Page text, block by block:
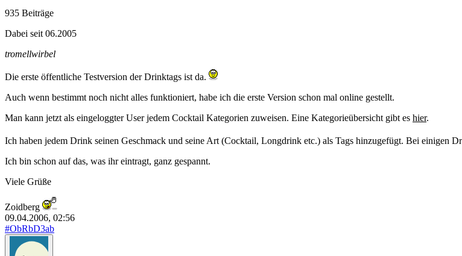
935 Beiträge
Dabei seit 06.2005
tromellwirbel
Die erste öffentliche Testversion der Drinktags ist da.
Auch wenn bestimmt noch nicht alles funktioniert, habe ich die erste Version schon mal online gestellt.
Man kann jetzt als eingeloggter User jedem Cocktail Kategorien zuweisen. Eine Kategorieübersicht gibt es hier.
Ich haben jedem Drink seinen Geschmack und seine Art (Cocktail, Longdrink etc.) als Tags hinzugefügt. Bei einigen
Ich bin schon auf das, was ihr eintragt, ganz gespannt.
Viele Grüße
Zoidberg
09.04.2006, 02:56
#ObRbD3ab